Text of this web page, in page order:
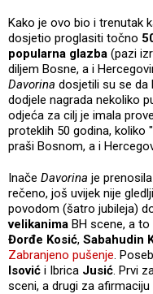
Kako je ovo bio i trenutak
dosjetio proglasiti točno
popularna glazba (pazi
diljem Bosne, a i
Davorina dosjetili su se da
dodjele nagrada nekoliko
odjeća za cilj je imala
proteklih 50 godina, koliko
praši Bosnom, a i
Inače Davorina je
rečeno, još uvijek nije
povodom (šatro jubileja)
velikanima BH scene, a
Đorđe Kosić, Sabahudin
Zabranjeno pušenje.
Isović i Ibrica Jusić. Prvi
sceni, a drugi za